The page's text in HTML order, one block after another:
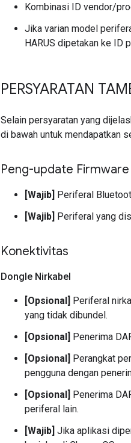
Kombinasi ID vendor/
Jika varian model
HARUS dipetakan ke ID
PERSYARATAN
Selain persyaratan yang
di bawah untuk mendapatkan
Peng-update Firmware
[Wajib] Periferal
[Wajib] Periferal yang
Konektivitas
Dongle Nirkabel
[Opsional] Periferal
yang tidak dibundel.
[Opsional] Penerima
[Opsional] Perangkat
pengguna dengan
[Opsional] Penerima
periferal lain.
[Wajib] Jika aplikasi